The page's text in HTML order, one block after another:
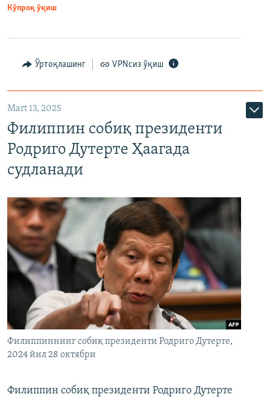
Кўпроқ ўқиш
Ўртоқлашинг VPNсиз ўқиш
Mart 13, 2025
Филиппин собиқ президенти
Родриго Дутерте Ҳаагада
судланади
Филиппиннинг собиқ президенти Родриго Дутерте,
2024 йил 28 октябри
Филиппин собиқ президенти Родриго Дутерте